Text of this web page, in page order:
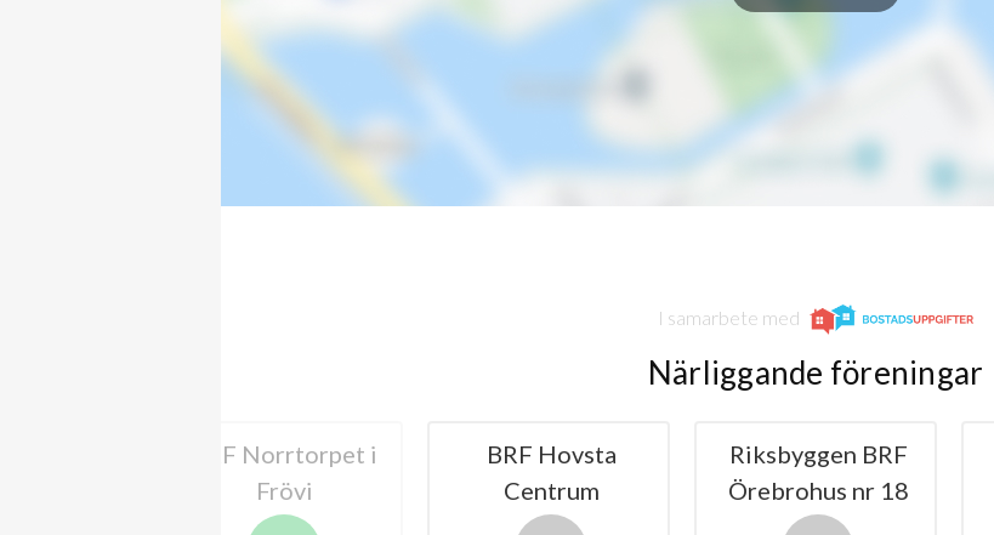
I samarbete med
Närliggande föreningar
BRF Norrtorpet i
Frövi
BRF Hovsta
Centrum
Riksbyggen BRF
Örebrohus nr 18